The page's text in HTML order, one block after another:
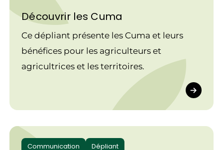
Découvrir les Cuma
Ce dépliant présente les Cuma et leurs
bénéfices pour les agriculteurs et
agricultrices et les territoires.
Communication
Dépliant